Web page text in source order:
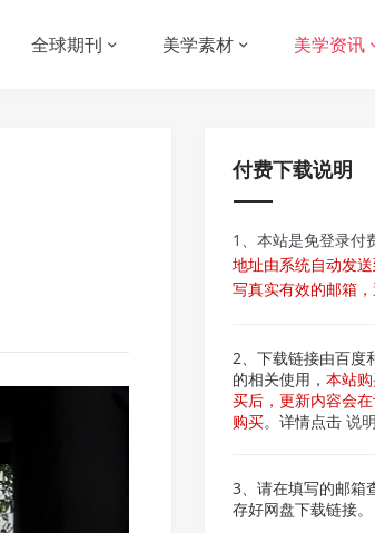
全球期刊 美学素材 美学资讯
付费下载说明
1、本站是免登录付
地址由系统自动发
写真实有效的邮箱，
2、下载链接由百度
的相关使用，本站
买后，更新内容会
购买。详情点击说
3、请在填写的邮箱
存好网盘下载链接。